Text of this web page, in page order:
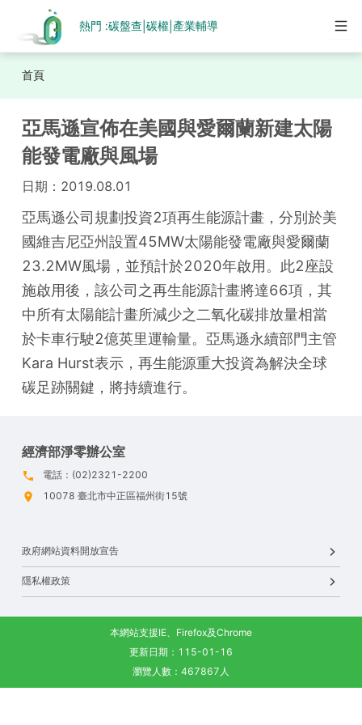
熱門 :碳盤查 碳權| 產業輔導
首頁
亞馬遜宣佈在美國與愛爾蘭新建太陽
能發電廠與風場
日期： 2019.08.01
亞馬遜公司規劃投資2項再生能源計畫，分別於美
國維吉尼亞州設置45MW太陽能發電廠與愛爾蘭
23.2MW風場，並預計於2020年啟用。此2座設
施啟用後，該公司之再生能源計畫將達66項，其
中所有太陽能計畫所減少之二氧化碳排放量相當
於卡車行駛2億英里運輸量。亞馬遜永續部門主管
Kara Hurst表示，再生能源重大投資為解決全球
碳足跡關鍵，將持續進行。
經濟部淨零辦公室
電話：(02)2321-2200
10078 臺北市中正區福州街15號
政府網站資料開放宣告
隱私權政策
本網站支援IE、Firefox及Chrome
更新日期：115-01-16
瀏覽人數：467867人